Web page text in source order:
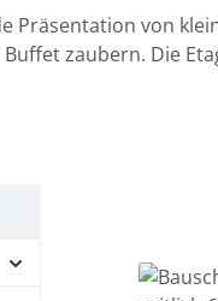
Präsentation von
zaubern. Die